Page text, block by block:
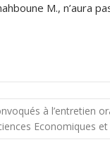
M., n’aura
à l’entretien
Economiques